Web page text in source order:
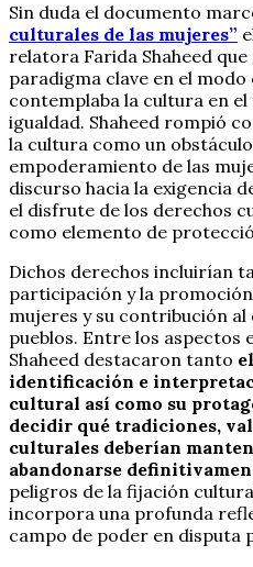
Sin duda el documento
culturales de las mujeres”
relatora Farida Shaheed
paradigma clave en el modo
contemplaba la cultura en
igualdad. Shaheed rompió
la cultura como un
empoderamiento de las
discurso hacia la exigencia
el disfrute de los derechos
como elemento de
Dichos derechos incluirían
participación y la
mujeres y su contribución
pueblos. Entre los
Shaheed destacaron tanto
identificación e
cultural así como su
decidir qué tradiciones,
culturales deberían
abandonarse
peligros de la fijación
incorpora una profunda
campo de poder en disputa